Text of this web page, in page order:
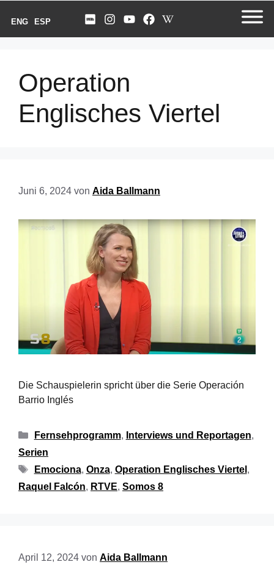
ENG ESP
Operation
Englisches Viertel
Juni 6, 2024 von Aida Ballmann
Die Schauspielerin spricht über die Serie Operación
Barrio Inglés
Fernsehprogramm, Interviews und Reportagen,
Serien
Emociona, Onza, Operation Englisches Viertel ,
Raquel Falcón, RTVE, Somos 8
April 12, 2024 von Aida Ballmann